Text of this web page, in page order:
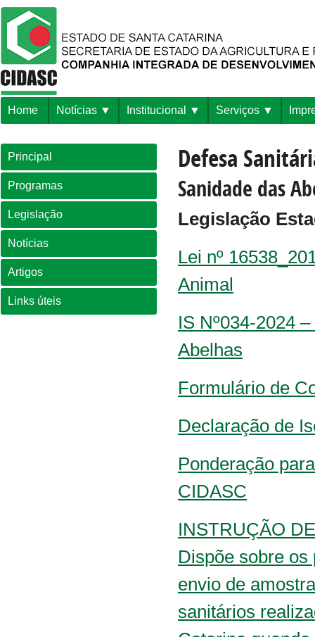
Home Notícias Institucional Serviços
Principal
Programas
Legislação
Notícias
Artigos
Links úteis
Defesa
Sanidade das
Legislação
Lei nº
Animal
IS Nº034-2024
Abelhas
Formulário de
Declaração de
Ponderação
CIDASC
INSTRUÇÃO
Dispõe sobre
envio de
sanitários